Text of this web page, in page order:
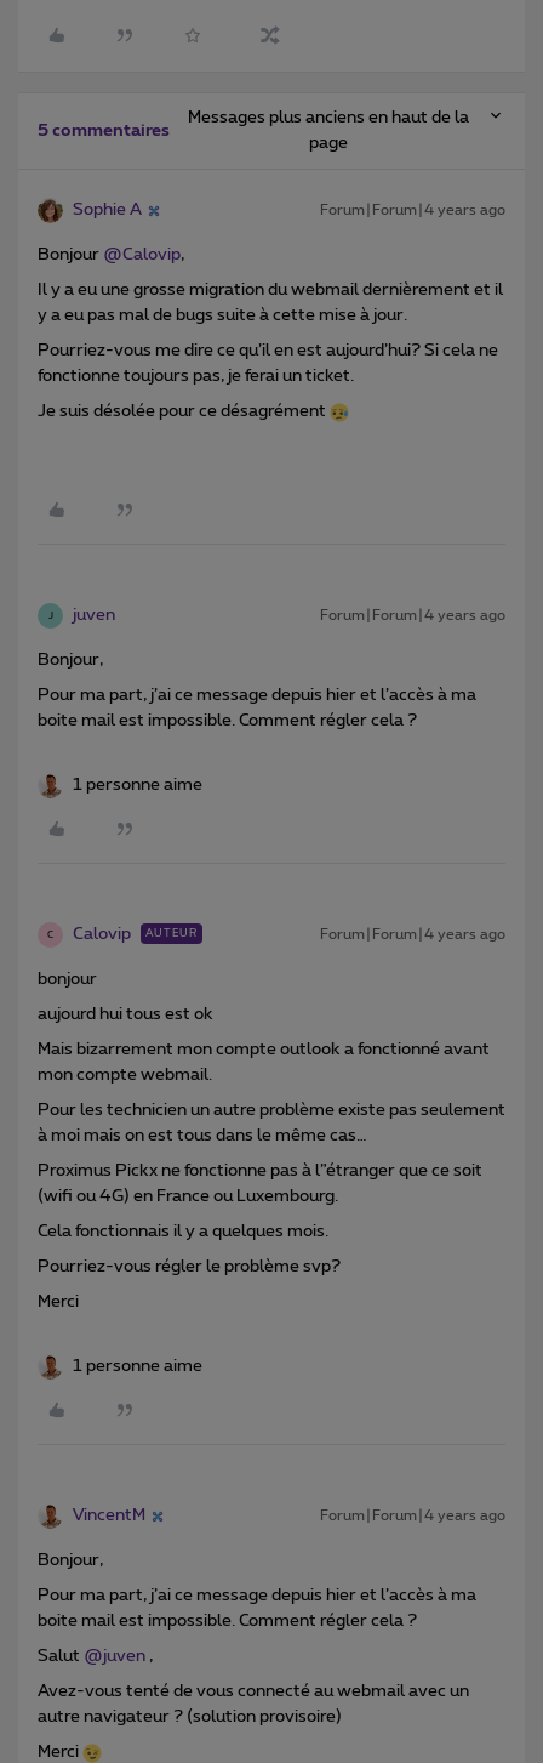
5 commentaires
Messages plus anciens en haut de la
page
Sophie A Forum|Forum|4 years ago
Bonjour @Calovip,
Il y a eu une grosse migration du webmail dernièrement et il
y a eu pas mal de bugs suite à cette mise à jour.
Pourriez-vous me dire ce qu’il en est aujourd’hui? Si cela ne
fonctionne toujours pas, je ferai un ticket.
Je suis désolée pour ce désagrément
juven Forum|Forum|4 years ago
Bonjour,
Pour ma part, j’ai ce message depuis hier et l’accès à ma
boite mail est impossible. Comment régler cela ?
1 personne aime
C Calovip AUTEUR Forum|Forum|4 years ago
bonjour
aujourd hui tous est ok
Mais bizarrement mon compte outlook a fonctionné avant
mon compte webmail.
Pour les technicien un autre problème existe pas seulement
à moi mais on est tous dans le même cas…
Proximus Pickx ne fonctionne pas à l”étranger que ce soit
(wifi ou 4G) en France ou Luxembourg.
Cela fonctionnais il y a quelques mois.
Pourriez-vous régler le problème svp?
Merci
1 personne aime
VincentM Forum|Forum|4 years ago
Bonjour,
Pour ma part, j’ai ce message depuis hier et l’accès à ma
boite mail est impossible. Comment régler cela ?
Salut @juven ,
Avez-vous tenté de vous connecté au webmail avec un
autre navigateur ? (solution provisoire)
Merci